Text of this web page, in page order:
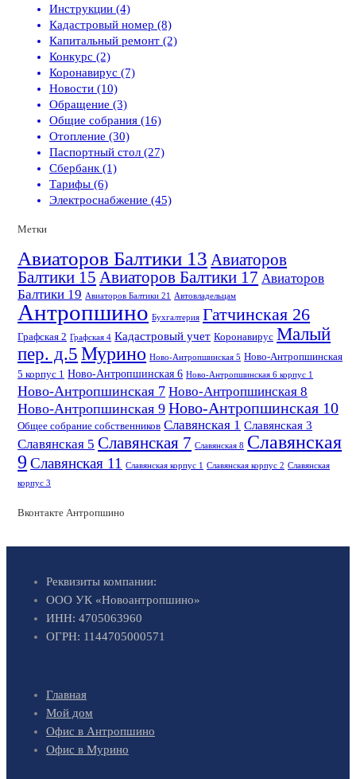
Инструкции (4)
Кадастровый номер (8)
Капитальный ремонт (2)
Конкурс (2)
Коронавирус (7)
Новости (10)
Обращение (3)
Общие собрания (16)
Отопление (30)
Паспортный стол (27)
Сбербанк (1)
Тарифы (6)
Электроснабжение (45)
Метки
Авиаторов Балтики 13 Авиаторов
Балтики 15 Авиаторов Балтики 17 Авиаторов
Балтики 19 Авиаторов Балтики 21 Автовладельцам
Антропшино Бухгалтерия Гатчинская 26
Графская 2 Графская 4 Кадастровый учет Коронавирус Малый
пер. д.5Мурино Ново-Антропшинская 5 Ново-Антропшинская
5 корпус 1 Ново-Антропшинская 6 Ново-Антропшинская 6 корпус 1
Ново-Антропшинская 7 Ново-Антропшинская 8
Ново-Антропшинская 9 Ново-Антропшинская 10
Общее собрание собственников Славянская 1 Славянская 3
Славянская 5 Славянская 7 Славянская 8 Славянская
9 Славянская 11 Славянская корпус 1 Славянская корпус 2 Славянская
корпус 3
Вконтакте Антропшино
Реквизиты компании:
ООО УК «Новоантропшино»
ИНН: 4705063960
ОГРН: 1144705000571
Главная
Мой дом
Офис в Антропшино
Офис в Мурино